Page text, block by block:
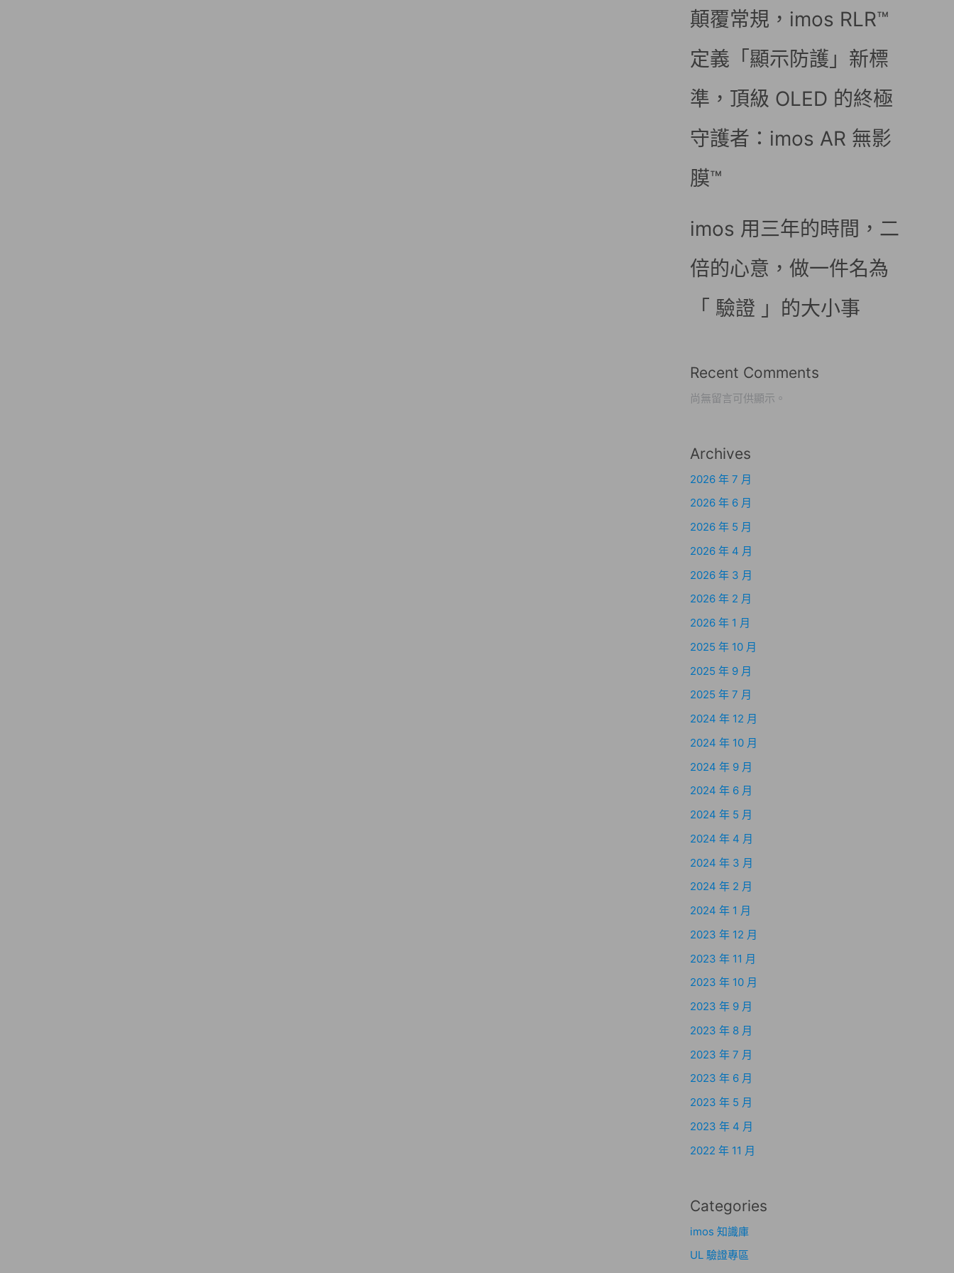
顛覆常規，imos RLR™
定義「顯示防護」新標
準，頂級 OLED 的終極
守護者：imos AR 無影
膜™
imos 用三年的時間，二
倍的心意，做一件名為
「 驗證 」的大小事
Recent Comments
尚無留言可供顯示。
Archives
2026 年 7 月
2026 年 6 月
2026 年 5 月
2026 年 4 月
2026 年 3 月
2026 年 2 月
2026 年 1 月
2025 年 10 月
2025 年 9 月
2025 年 7 月
2024 年 12 月
2024 年 10 月
2024 年 9 月
2024 年 6 月
2024 年 5 月
2024 年 4 月
2024 年 3 月
2024 年 2 月
2024 年 1 月
2023 年 12 月
2023 年 11 月
2023 年 10 月
2023 年 9 月
2023 年 8 月
2023 年 7 月
2023 年 6 月
2023 年 5 月
2023 年 4 月
2022 年 11 月
Categories
imos 知識庫
UL 驗證專區